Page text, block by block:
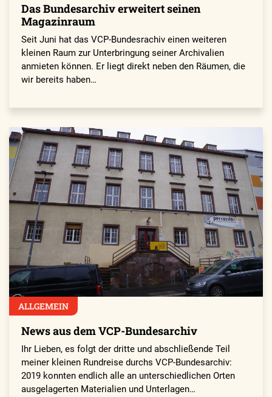
Das Bundesarchiv erweitert seinen
Magazinraum
Seit Juni hat das VCP-Bundesrachiv einen weiteren
kleinen Raum zur Unterbringung seiner Archivalien
anmieten können. Er liegt direkt neben den Räumen, die
wir bereits haben…
ALLGEMEIN
News aus dem VCP-Bundesarchiv
Ihr Lieben, es folgt der dritte und abschließende Teil
meiner kleinen Rundreise durchs VCP-Bundesarchiv:
2019 konnten endlich alle an unterschiedlichen Orten
ausgelagerten Materialien und Unterlagen…